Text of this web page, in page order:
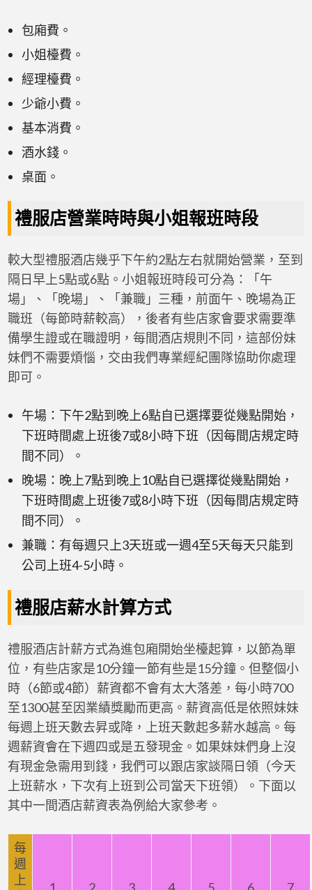
包廂費。
小姐檯費。
經理檯費。
少爺小費。
基本消費。
酒水錢。
桌面。
禮服店營業時時與小姐報班時段
較大型禮服酒店幾乎下午約2點左右就開始營業，至到
隔日早上5點或6點。小姐報班時段可分為：「午
場」、「晚場」、「兼職」三種，前面午、晚場為正
職班（每節時薪較高），後者有些店家會要求需要準
備學生證或在職證明，每間酒店規則不同，這部份妹
妹們不需要煩惱，交由我們專業經紀團隊協助你處理
即可。
午場：下午2點到晚上6點自已選擇要從幾點開始，
下班時間處上班後7或8小時下班（因每間店規定時
間不同）。
晚場：晚上7點到晚上10點自已選擇從幾點開始，
下班時間處上班後7或8小時下班（因每間店規定時
間不同）。
兼職：有每週只上3天班或一週4至5天每天只能到
公司上班4-5小時。
禮服店薪水計算方式
禮服酒店計薪方式為進包廂開始坐檯起算，以節為單
位，有些店家是10分鐘一節有些是15分鐘。但整個小
時（6節或4節）薪資都不會有太大落差，每小時700
至1300甚至因業績獎勵而更高。薪資高低是依照妹妹
每週上班天數去昇或降，上班天數起多薪水越高。每
週薪資會在下週四或是五發現金。如果妹妹們身上沒
有現金急需用到錢，我們可以跟店家談隔日領（今天
上班薪水，下次有上班到公司當天下班領）。下面以
其中一間酒店薪資表為例給大家參考。
每
週
上